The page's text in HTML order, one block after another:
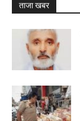
ताजा खबर